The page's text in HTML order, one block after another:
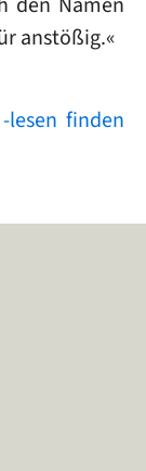
anstößig.«
lesen finden